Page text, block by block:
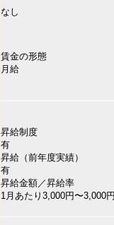
なし
賃金の形態
月給
昇給制度
有
昇給（前年度実績）
有
昇給金額／昇給率
1月あたり3,000円〜3,000